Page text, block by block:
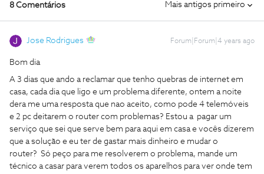
8 Comentários Mais antigos primeiro
Jose Rodrigues Forum|Forum|4 years ago
Bom dia
A 3 dias que ando a reclamar que tenho quebras de internet em
casa, cada dia que ligo e um problema diferente, ontem a noite
dera me uma resposta que nao aceito, como pode 4 telemóveis
e 2 pc deitarem o router com problemas? Estou a pagar um
serviço que sei que serve bem para aqui em casa e vocês dizerem
que a solução e eu ter de gastar mais dinheiro e mudar o
router? Só peço para me resolverem o problema, mande um
técnico a casar para verem todos os aparelhos para ver onde tem